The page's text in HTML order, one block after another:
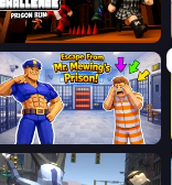
Obby Challenge: Prison Run
Escape From Mr.Meawing's Prison!